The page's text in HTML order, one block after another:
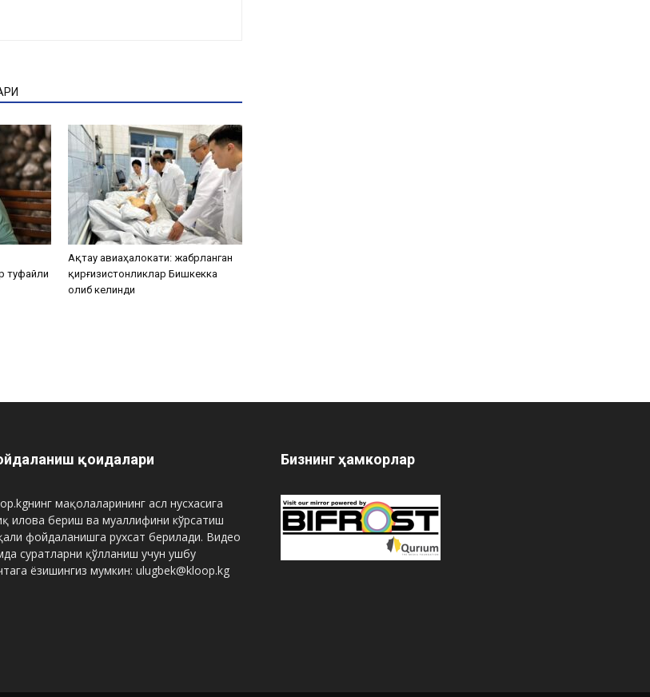
туфайли
Ақтау авиаҳалокати: жабрланган
қирғизистонликлар Бишкекка
олиб келинди
қоидалари
мақолаларининг асл нусхасига
илова бериш ва муаллифини кўрсатиш
фойдаланишга рухсат берилади. Видео
суратларни қўлланиш учун ушбу
ёзишингиз мумкин: ulugbek@kloop.kg
Бизнинг ҳамкорлар